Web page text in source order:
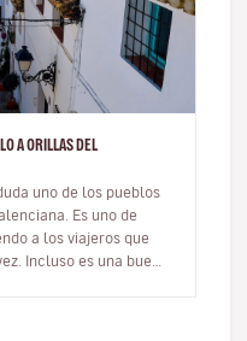
A ORILLAS DEL
uno de los pueblos
Es uno de
a los viajeros que
Incluso es una buena